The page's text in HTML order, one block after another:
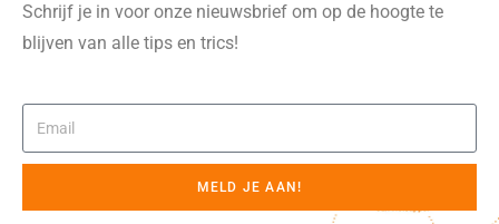
Schrijf je in voor onze nieuwsbrief om op de hoogte te
blijven van alle tips en trics!
MELD JE AAN!